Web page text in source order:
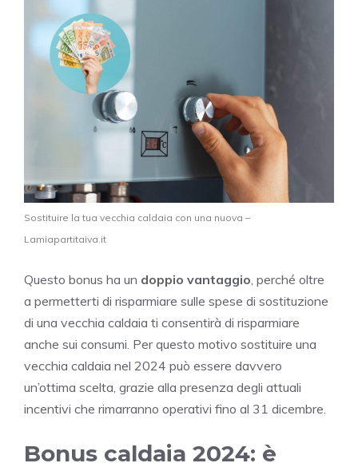
Sostituire la tua vecchia caldaia con una nuova –
Lamiapartitaiva.it
Questo bonus ha un doppio vantaggio, perché oltre
a permetterti di risparmiare sulle spese di sostituzione
di una vecchia caldaia ti consentirà di risparmiare
anche sui consumi. Per questo motivo sostituire una
vecchia caldaia nel 2024 può essere davvero
un’ottima scelta, grazie alla presenza degli attuali
incentivi che rimarranno operativi fino al 31 dicembre.
Bonus caldaia 2024: è